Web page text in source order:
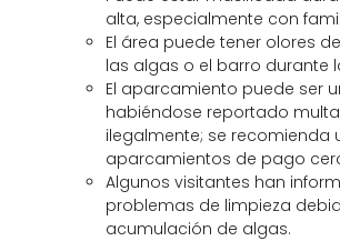
alta, especialmente con
El área puede tener olores
las algas o el barro durante
El aparcamiento puede ser
habiéndose reportado
ilegalmente; se recomienda
aparcamientos de pago
Algunos visitantes han
problemas de limpieza
acumulación de algas.